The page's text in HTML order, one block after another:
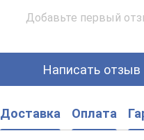
Добавьте первый
Написать отзыв
Доставка Оплата